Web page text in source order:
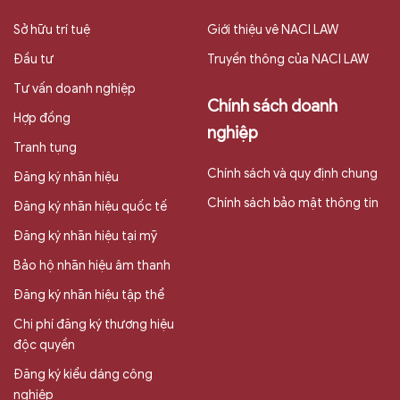
Sở hữu trí tuệ
Đầu tư
Tư vấn doanh nghiệp
Hợp đồng
Tranh tụng
Đăng ký nhãn hiệu
Đăng ký nhãn hiệu quốc tế
Đăng ký nhãn hiệu tại mỹ
Bảo hộ nhãn hiệu âm thanh
Đăng ký nhãn hiệu tập thể
Chi phí đăng ký thương hiệu
độc quyền
Đăng ký kiểu dáng công
nghiệp
Giới thiệu vê NACI LAW
Truyền thông của NACI LAW
Chính sách doanh
nghiệp
Chính sách và quy định chung
Chính sách bảo mật thông tin